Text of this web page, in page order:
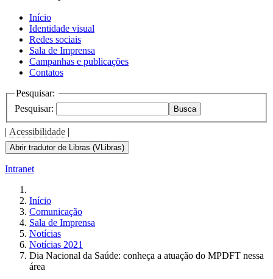
Início
Identidade visual
Redes sociais
Sala de Imprensa
Campanhas e publicações
Contatos
Pesquisar:
Pesquisar:
Busca
| Acessibilidade |
Abrir tradutor de Libras (VLibras)
Intranet
Início
Comunicação
Sala de Imprensa
Notícias
Notícias 2021
Dia Nacional da Saúde: conheça a atuação do MPDFT nessa
área